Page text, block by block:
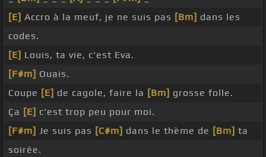
[E] Accro à la meuf, je ne suis pas [Bm] dans les
codes.
[E] Louis, ta vie, c'est Eva.
[F#m] Ouais.
Coupe [E] de cagole, faire la [Bm] grosse folle.
Ça [E] c'est trop peu pour moi.
[F#m] Je suis pas [C#m] dans le thème de [Bm] ta
soirée.